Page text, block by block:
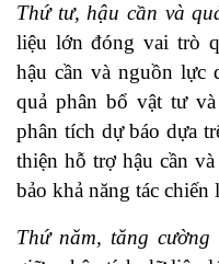
Thứ tư, hậu cần và
liệu lớn đóng vai trò
hậu cần và nguồn lực
quả phân bổ vật tư
phân tích dự báo dựa
thiện hỗ trợ hậu cần
bảo khả năng tác
Thứ năm, tăng